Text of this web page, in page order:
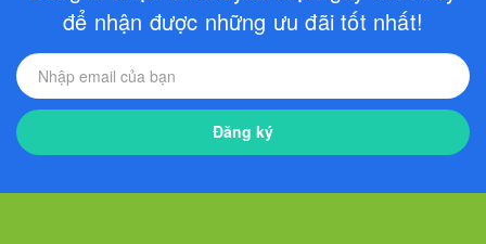
để nhận được những ưu đãi tốt nhất!
Đăng ký